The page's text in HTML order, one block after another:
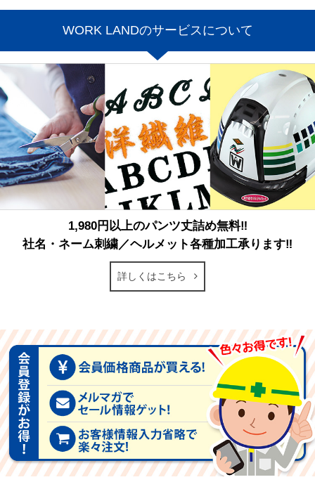
WORK LANDのサービスについて
1,980円以上のパンツ丈詰め無料‼
社名・ネーム刺繍／ヘルメット各種加工承ります‼
詳しくはこちら